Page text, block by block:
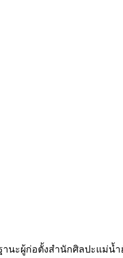
ะผู้ก่อตั้งสำนักศิลปะแม่น้ำ